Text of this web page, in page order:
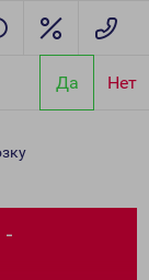
Да Нет
-